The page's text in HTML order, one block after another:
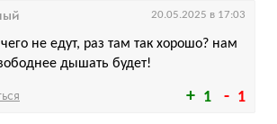
1 1
не едут, раз там так хорошо? нам
дышать будет!
20.05.2025 в 17:03